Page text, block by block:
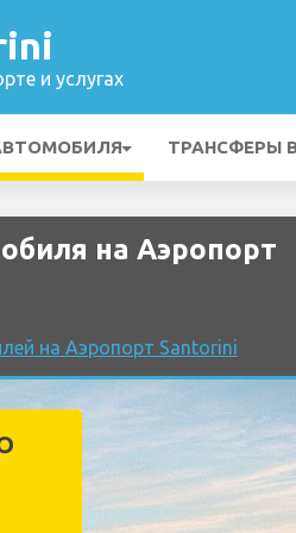
и услугах
ТРАНСФЕРЫ
на Аэропорт
на Аэропорт Santorini